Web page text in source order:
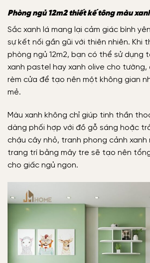
Phòng ngủ 12m2 thiết kế tông màu
Sắc xanh lá mang lại cảm giác bình
sự kết nối gần gũi với thiên nhiên. Khi
phòng ngủ 12m2, bạn có thể sử dụng
xanh pastel hay xanh olive cho
rèm cửa để tạo nên một không gian
mẻ.
Màu xanh không chỉ giúp tinh thần
dàng phối hợp với đồ gỗ sáng hoặc
chậu cây nhỏ, tranh phong cảnh
trang trí bằng mây tre sẽ tạo nên
cho giấc ngủ ngon.